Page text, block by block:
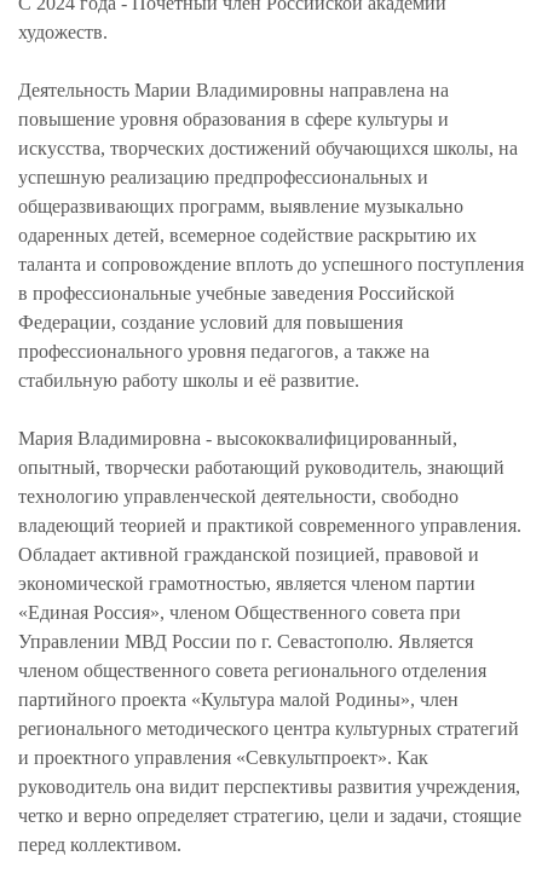
художеств.
Деятельность Марии Владимировны направлена на
повышение уровня образования в сфере культуры и
искусства, творческих достижений обучающихся школы, на
успешную реализацию предпрофессиональных и
общеразвивающих программ, выявление музыкально
одаренных детей, всемерное содействие раскрытию их
таланта и сопровождение вплоть до успешного поступления
в профессиональные учебные заведения Российской
Федерации, создание условий для повышения
профессионального уровня педагогов, а также на
стабильную работу школы и её развитие.
Мария Владимировна - высококвалифицированный,
опытный, творчески работающий руководитель, знающий
технологию управленческой деятельности, свободно
владеющий теорией и практикой современного управления.
Обладает активной гражданской позицией, правовой и
экономической грамотностью, является членом партии
«Единая Россия», членом Общественного совета при
Управлении МВД России по г. Севастополю. Является
членом общественного совета регионального отделения
партийного проекта «Культура малой Родины», член
регионального методического центра культурных стратегий
и проектного управления «Севкультпроект». Как
руководитель она видит перспективы развития учреждения,
четко и верно определяет стратегию, цели и задачи, стоящие
перед коллективом.